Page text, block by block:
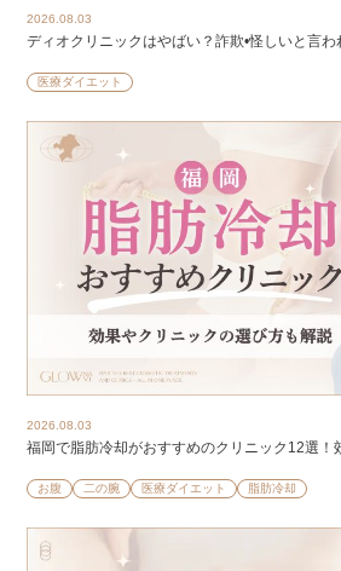
2026.08.03
ディオクリニックはやばい？詐欺•怪しいと言わ
医療ダイエット
2026.08.03
福岡で脂肪冷却がおすすめのクリニック12選！
お腹 二の腕 医療ダイエット 脂肪冷却